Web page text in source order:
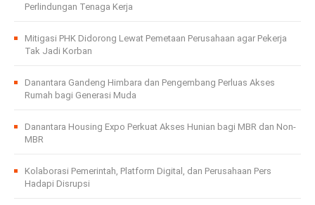
Perlindungan Tenaga Kerja
Mitigasi PHK Didorong Lewat Pemetaan Perusahaan agar Pekerja
Tak Jadi Korban
Danantara Gandeng Himbara dan Pengembang Perluas Akses
Rumah bagi Generasi Muda
Danantara Housing Expo Perkuat Akses Hunian bagi MBR dan Non-
MBR
Kolaborasi Pemerintah, Platform Digital, dan Perusahaan Pers
Hadapi Disrupsi